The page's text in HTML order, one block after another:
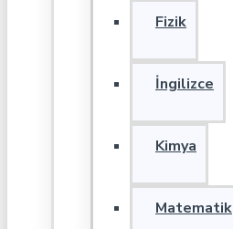
Fizik
İngilizce
Kimya
Matematik